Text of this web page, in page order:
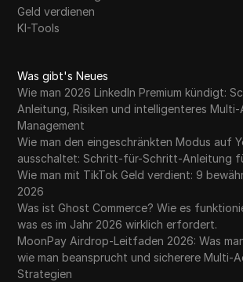
Geld verdienen
KI-Tools
Was gibt's Neues
Wie man 2026 LinkedIn Premium kündigt:
Anleitung, Risiken und intelligenteres
Management
Wie man den eingeschränkten Modus auf
ausschaltet: Schritt-für-Schritt-Anleitung
Wie man mit TikTok Geld verdient: 9
2026
Was ist Ghost Commerce? Wie es
was es im Jahr 2026 wirklich erfordert.
MoonPay Airdrop-Leitfaden 2026: Was
wie man beansprucht und sicherere Multi-
Strategien